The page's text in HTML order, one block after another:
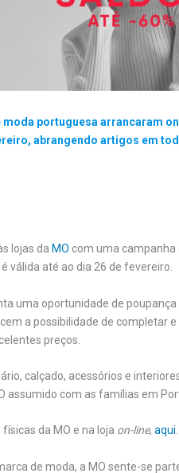
moda portuguesa arrancaram
abrangendo artigos em
lojas da MO com uma
válida até ao dia 26 de fevereiro.
uma oportunidade de
a possibilidade de completar
preços.
calçado, acessórios e
assumido com as famílias em
da MO e na loja on-line, aqui.
de moda, a MO sente-se